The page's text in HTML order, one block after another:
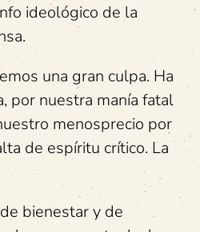
ideológico de la
una gran culpa. Ha
por nuestra manía fatal
menosprecio por
de espíritu crítico. La
bienestar y de